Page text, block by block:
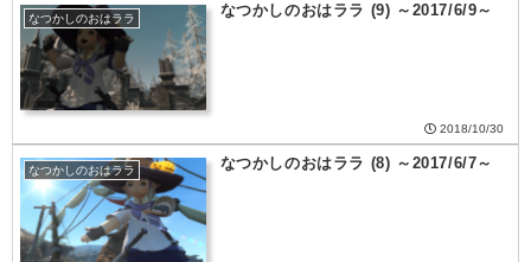
なつかしのおはララ なつかしのおはララ (9) ～2017/6/9～
2018/10/30
なつかしのおはララ なつかしのおはララ (8) ～2017/6/7～